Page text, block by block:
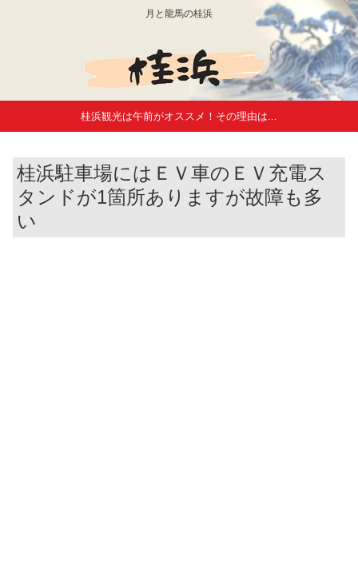
月と龍馬の桂浜
桂浜観光は午前がオススメ！その理由は...
桂浜駐車場にはＥＶ車のＥＶ充電ス
タンドが1箇所ありますが故障も多
い